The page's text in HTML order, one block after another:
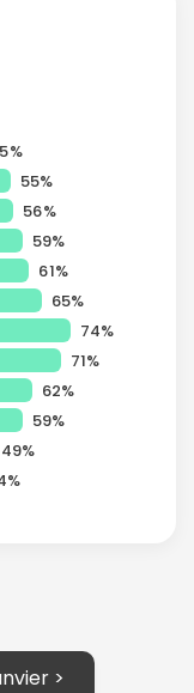
55%
56%
59%
61%
65%
74%
71%
62%
59%
49%
>
Politique de